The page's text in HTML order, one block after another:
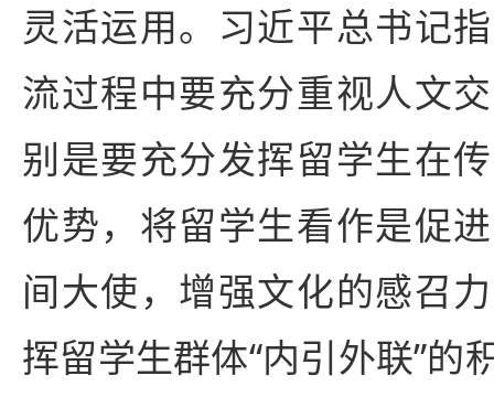
灵活运用。习近平总书记
流过程中要充分重视人文
别是要充分发挥留学生在
优势，将留学生看作是促
间大使，增强文化的感召
挥留学生群体“内引外联”的